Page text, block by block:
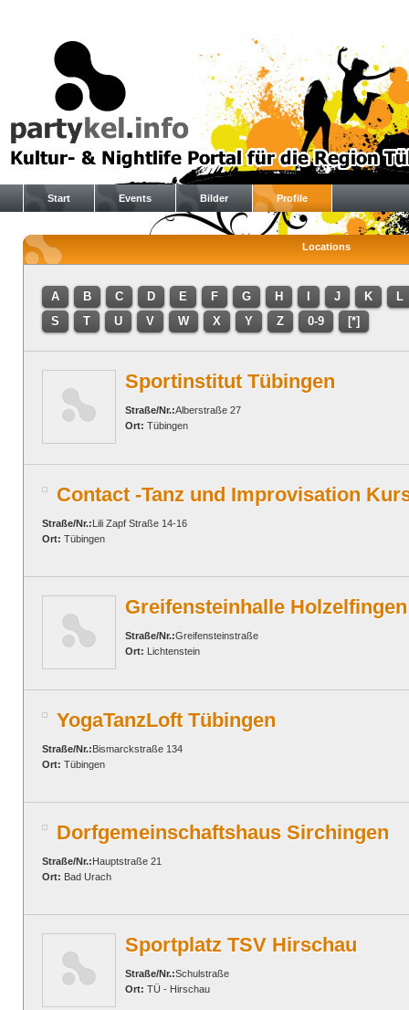
Start Events Bilder Profile
Locations
A B C D E F G H J K
L
S
T U V W X Y Z 0-9 [*]
Sportinstitut Tübingen
Straße/Nr.:Alberstraße 27
Ort: Tübingen
Contact -Tanz und Improvisation
Straße/Nr.:Lili Zapf Straße 14-16
Ort: Tübingen
Greifensteinhalle Holzelfingen
Straße/Nr.:Greifensteinstraße
Ort: Lichtenstein
YogaTanzLoft Tübingen
Straße/Nr.:Bismarckstraße 134
Ort: Tübingen
Dorfgemeinschaftshaus Sirchingen
Straße/Nr.:Hauptstraße 21
Ort: Bad Urach
Sportplatz TSV Hirschau
Straße/Nr.:Schulstraße
Ort: TÜ - Hirschau